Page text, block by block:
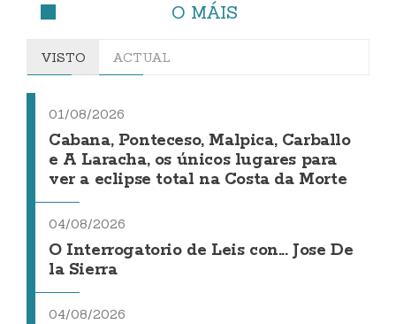
O MÁIS
VISTO ACTUAL
01/08/2026
Cabana, Ponteceso, Malpica, Carballo
e A Laracha, os únicos lugares para
ver a eclipse total na Costa da Morte
04/08/2026
O Interrogatorio de Leis con... Jose De
la Sierra
04/08/2026